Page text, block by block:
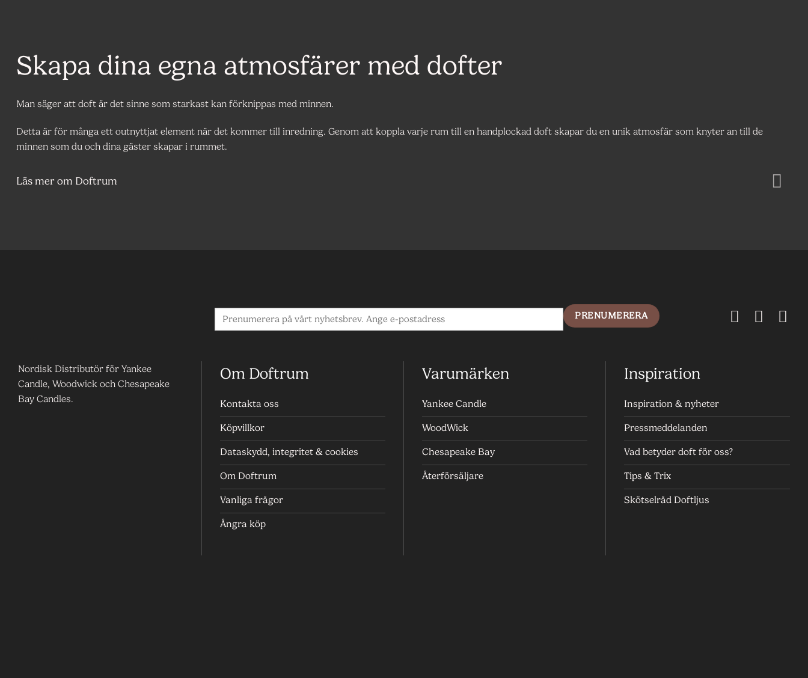
Skapa dina egna atmosfärer med dofter
Man säger att doft är det sinne som starkast kan förknippas med minnen.
Detta är för många ett outnyttjat element när det kommer till inredning. Genom att koppla varje rum till en handplockad doft skapar du en unik atmosfär som knyter an till de
minnen som du och dina gäster skapar i rummet.
Läs mer om Doftrum
Nordisk Distributör för Yankee
Candle, Woodwick och Chesapeake
Bay Candles.
Om Doftrum
Kontakta oss
Köpvillkor
Dataskydd, integritet & cookies
Om Doftrum
Vanliga frågor
Ångra köp
Varumärken
Yankee Candle
WoodWick
Chesapeake Bay
Återförsäljare
Inspiration
Inspiration & nyheter
Pressmeddelanden
Vad betyder doft för oss?
Tips & Trix
Skötselråd Doftljus